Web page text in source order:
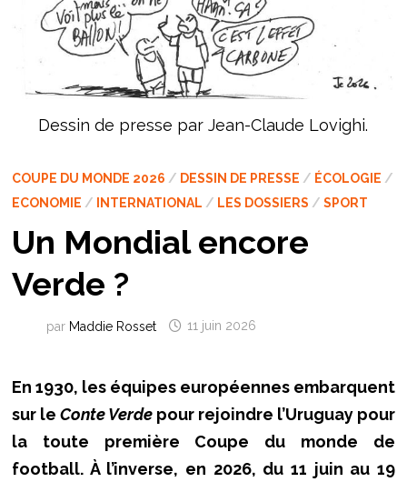
Dessin de presse par Jean-Claude Lovighi.
COUPE DU MONDE 2026 / DESSIN DE PRESSE / ÉCOLOGIE /
ECONOMIE / INTERNATIONAL / LES DOSSIERS / SPORT
Un Mondial encore
Verde ?
par Maddie Rosset 11 juin 2026
En 1930, les équipes européennes embarquent
sur le Conte Verdepour rejoindre l’Uruguay pour
la toute première Coupe du monde de
football. À l’inverse, en 2026, du 11 juin au 19